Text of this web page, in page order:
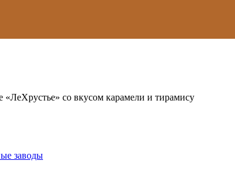
«ЛеХрустье» со вкусом карамели и тирамису
заводы